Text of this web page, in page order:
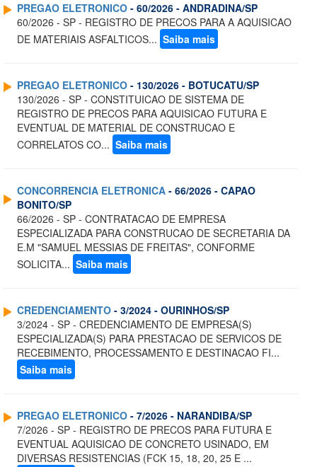
PREGAO ELETRONICO - 60/2026 - ANDRADINA/SP
60/2026 - SP - REGISTRO DE PRECOS PARA A AQUISICAO
DE MATERIAIS ASFALTICOS... Saiba mais
PREGAO ELETRONICO - 130/2026 - BOTUCATU/SP
130/2026 - SP - CONSTITUICAO DE SISTEMA DE
REGISTRO DE PRECOS PARA AQUISICAO FUTURA E
EVENTUAL DE MATERIAL DE CONSTRUCAO E
CORRELATOS CO... Saiba mais
CONCORRENCIA ELETRONICA - 66/2026 - CAPAO
BONITO/SP
66/2026 - SP - CONTRATACAO DE EMPRESA
ESPECIALIZADA PARA CONSTRUCAO DE SECRETARIA DA
E.M "SAMUEL MESSIAS DE FREITAS", CONFORME
SOLICITA... Saiba mais
CREDENCIAMENTO - 3/2024 - OURINHOS/SP
3/2024 - SP - CREDENCIAMENTO DE EMPRESA(S)
ESPECIALIZADA(S) PARA PRESTACAO DE SERVICOS DE
RECEBIMENTO, PROCESSAMENTO E DESTINACAO FI...
Saiba mais
PREGAO ELETRONICO - 7/2026 - NARANDIBA/SP
7/2026 - SP - REGISTRO DE PRECOS PARA FUTURA E
EVENTUAL AQUISICAO DE CONCRETO USINADO, EM
DIVERSAS RESISTENCIAS (FCK 15, 18, 20, 25 E ...